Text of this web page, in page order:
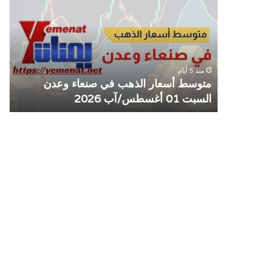
الذهب
في
صنعاء
وعدن
السبت
01
أغسطس/
2026
منذ 5 أيام
متوسط أسعار الذهب في صنعاء وعدن
السبت 01 أغسطس/آب 2026